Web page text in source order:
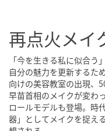
再点火メイ
「今を生きる私に似合う
自分の魅力を更新するた
向けの美容教室の出現、
早苗首相のメイクが変わ
ロールモデルも登場。時
器」としてメイクを捉え